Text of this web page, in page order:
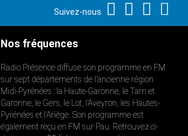
Suivez-nous
Nos fréquences
Radio Présence diffuse son programme en FM
sur sept départements de l’ancienne région
Midi-Pyrénées : la Haute-Garonne, le Tarn et
Garonne, le Gers, le Lot, l’Aveyron, les Hautes-
Pyrénées et l’Ariège. Son programme est
également reçu en FM sur Pau. Retrouvez ci-